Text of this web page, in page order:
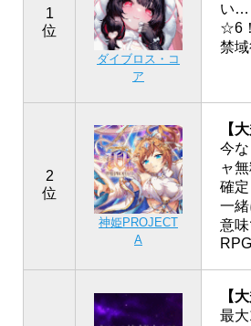
1
位
ダイブロス・コ
ア
い…
☆6
禁域
2
位
神姫PROJECT
A
【
今
ャ
確
一
意
RPG
【
最